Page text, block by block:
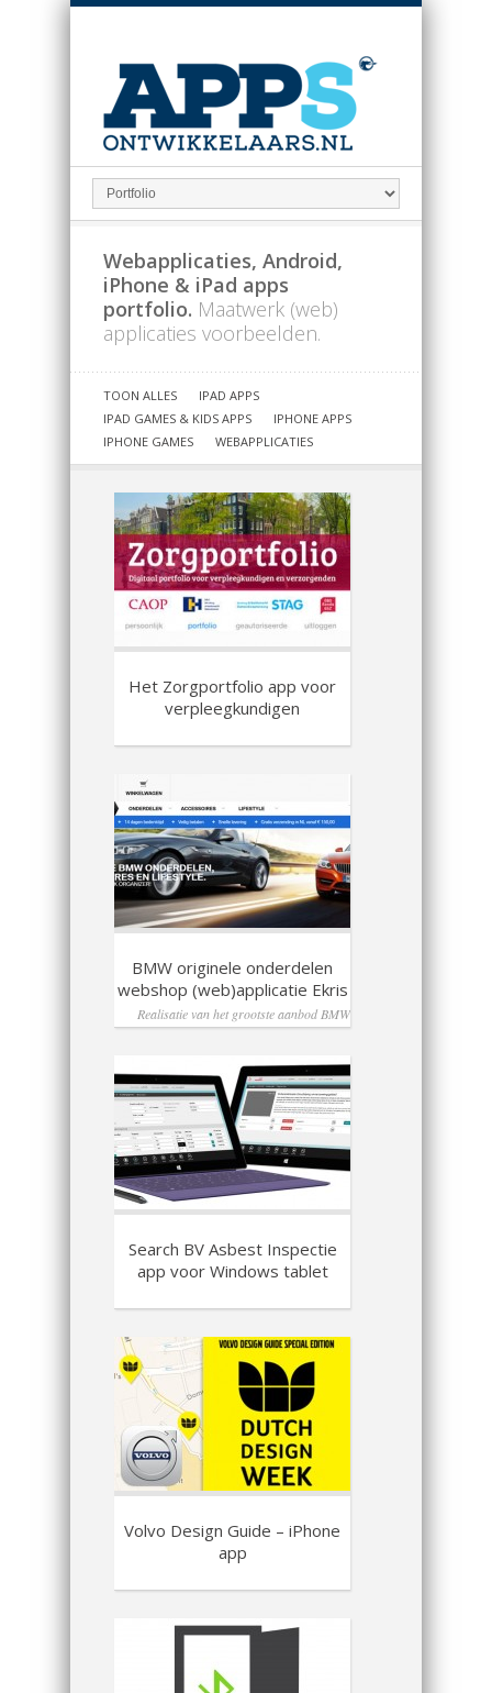
Webapplicaties, Android,
iPhone & iPad apps
portfolio. Maatwerk (web)
applicaties voorbeelden.
TOON ALLES
IPAD APPS
IPAD GAMES & KIDS APPS
IPHONE APPS
IPHONE GAMES
WEBAPPLICATIES
Het Zorgportfolio app voor
verpleegkundigen
BMW originele onderdelen
webshop (web)applicatie Ekris
Realisatie van het grootste aanbod BMW
Search BV Asbest Inspectie
app voor Windows tablet
Volvo Design Guide – iPhone
app